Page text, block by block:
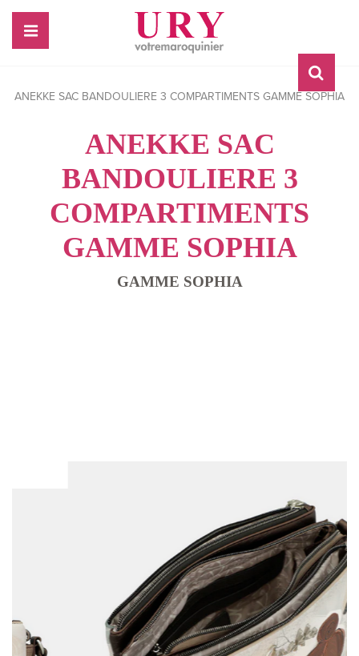
ANEKKE SAC BANDOULIERE 3 COMPARTIMENTS GAMME SOPHIA
ANEKKE SAC
BANDOULIERE 3
COMPARTIMENTS
GAMME SOPHIA
GAMME SOPHIA